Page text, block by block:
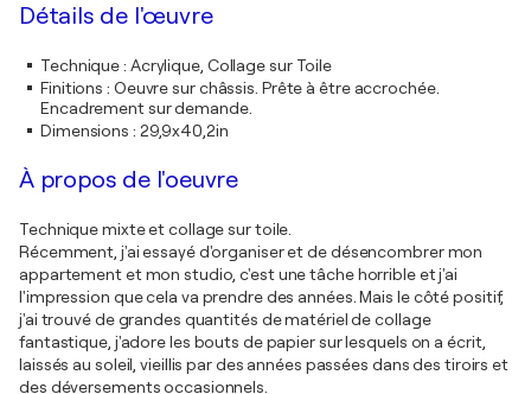
Détails de l'œuvre
Technique: Acrylique, Collage sur Toile
Finitions : Oeuvre sur châssis. Prête à être accrochée.
Encadrement sur demande.
Dimensions : 29,9x40,2in
À propos de l'oeuvre
Technique mixte et collage sur toile.
Récemment, j'ai essayé d'organiser et de désencombrer mon
appartement et mon studio, c'est une tâche horrible et j'ai
l'impression que cela va prendre des années. Mais le côté positif,
j'ai trouvé de grandes quantités de matériel de collage
fantastique, j'adore les bouts de papier sur lesquels on a écrit,
laissés au soleil, vieillis par des années passées dans des tiroirs et
des déversements occasionnels.